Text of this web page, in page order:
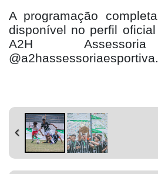
A programação
disponível no perfil
A2H
@a2hassessoriaesportiva.